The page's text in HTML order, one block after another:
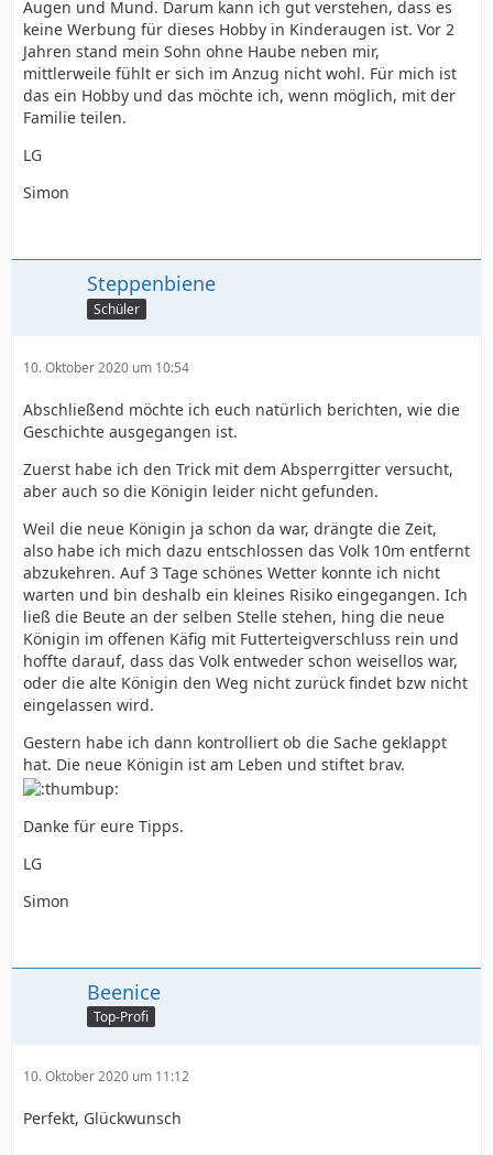
Augen und Mund. Darum kann ich gut verstehen, dass es
keine Werbung für dieses Hobby in Kinderaugen ist. Vor 2
Jahren stand mein Sohn ohne Haube neben mir,
mittlerweile fühlt er sich im Anzug nicht wohl. Für mich ist
das ein Hobby und das möchte ich, wenn möglich, mit der
Familie teilen.
LG
Simon
Steppenbiene
Schüler
10. Oktober 2020 um 10:54
Abschließend möchte ich euch natürlich berichten, wie die
Geschichte ausgegangen ist.
Zuerst habe ich den Trick mit dem Absperrgitter versucht,
aber auch so die Königin leider nicht gefunden.
Weil die neue Königin ja schon da war, drängte die Zeit,
also habe ich mich dazu entschlossen das Volk 10m entfernt
abzukehren. Auf 3 Tage schönes Wetter konnte ich nicht
warten und bin deshalb ein kleines Risiko eingegangen. Ich
ließ die Beute an der selben Stelle stehen, hing die neue
Königin im offenen Käfig mit Futterteigverschluss rein und
hoffte darauf, dass das Volk entweder schon weisellos war,
oder die alte Königin den Weg nicht zurück findet bzw nicht
eingelassen wird.
Gestern habe ich dann kontrolliert ob die Sache geklappt
hat. Die neue Königin ist am Leben und stiftet brav.
Danke für eure Tipps.
LG
Simon
Beenice
Top-Profi
10. Oktober 2020 um 11:12
Perfekt, Glückwunsch